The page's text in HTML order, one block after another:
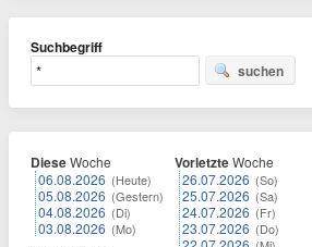
Suchbegriff
suchen
DieseWoche
06.08.2026 (Heute)
05.08.2026 (Gestern)
04.08.2026 (Di)
03.08.2026 (Mo)
VorletzteWoche
26.07.2026 (So)
25.07.2026 (Sa)
24.07.2026 (Fr)
23.07.2026 (Do)